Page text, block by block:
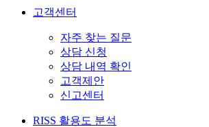
고객센터
자주 찾는 질문
상담 신청
상담 내역 확인
고객제안
신고센터
RISS 활용도 분석